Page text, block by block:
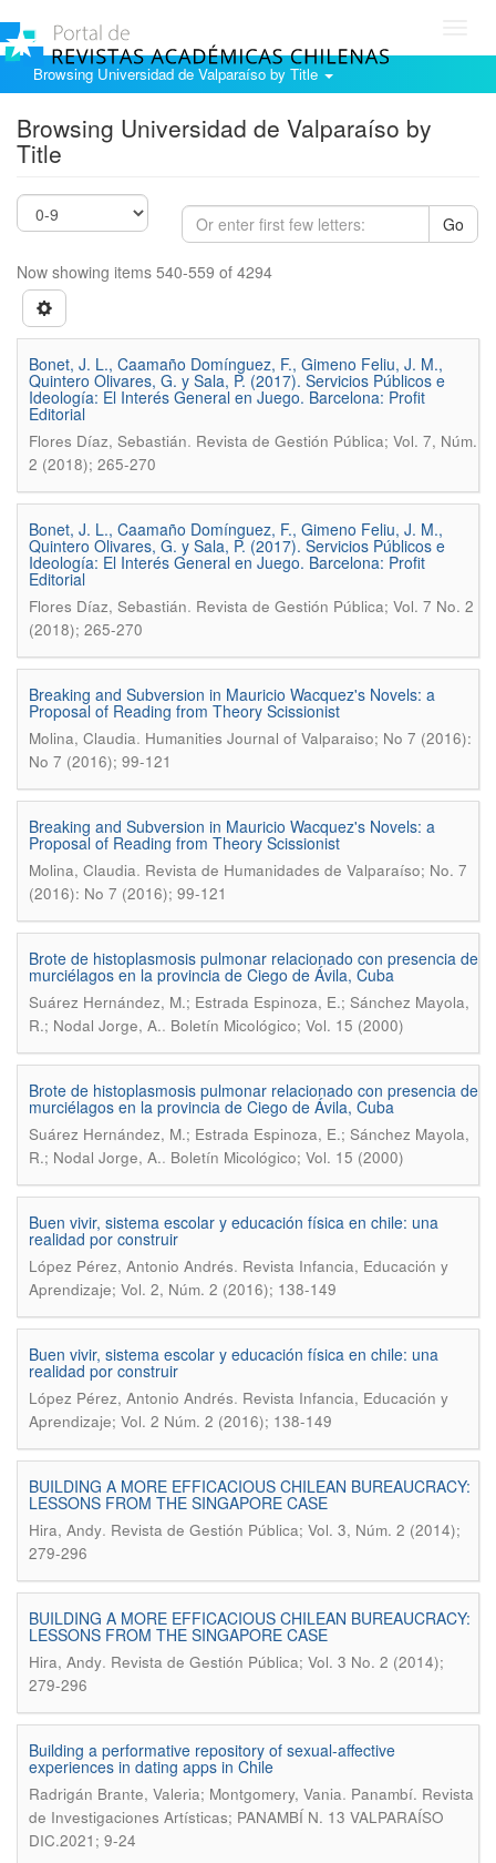
Browsing Universidad de Valparaíso by Title
Browsing Universidad de Valparaíso by
Title
Go
Now showing items 540-559 of 4294
Bonet, J. L., Caamaño Domínguez, F., Gimeno Feliu, J. M.,
Quintero Olivares, G. y Sala, P. (2017). Servicios Públicos e
Ideología: El Interés General en Juego. Barcelona: Profit
Editorial
Flores Díaz, Sebastián. Revista de Gestión Pública; Vol. 7, Núm.
2 (2018); 265-270
Bonet, J. L., Caamaño Domínguez, F., Gimeno Feliu, J. M.,
Quintero Olivares, G. y Sala, P. (2017). Servicios Públicos e
Ideología: El Interés General en Juego. Barcelona: Profit
Editorial
Flores Díaz, Sebastián. Revista de Gestión Pública; Vol. 7 No. 2
(2018); 265-270
Breaking and Subversion in Mauricio Wacquez's Novels: a
Proposal of Reading from Theory Scissionist
Molina, Claudia. Humanities Journal of Valparaiso; No 7 (2016):
No 7 (2016); 99-121
Breaking and Subversion in Mauricio Wacquez's Novels: a
Proposal of Reading from Theory Scissionist
Molina, Claudia. Revista de Humanidades de Valparaíso; No. 7
(2016): No 7 (2016); 99-121
Brote de histoplasmosis pulmonar relacionado con presencia de
murciélagos en la provincia de Ciego de Ávila, Cuba
Suárez Hernández, M.; Estrada Espinoza, E.; Sánchez Mayola,
R.; Nodal Jorge, A.. Boletín Micológico; Vol. 15 (2000)
Brote de histoplasmosis pulmonar relacionado con presencia de
murciélagos en la provincia de Ciego de Ávila, Cuba
Suárez Hernández, M.; Estrada Espinoza, E.; Sánchez Mayola,
R.; Nodal Jorge, A.. Boletín Micológico; Vol. 15 (2000)
Buen vivir, sistema escolar y educación física en chile: una
realidad por construir
López Pérez, Antonio Andrés. Revista Infancia, Educación y
Aprendizaje; Vol. 2, Núm. 2 (2016); 138-149
Buen vivir, sistema escolar y educación física en chile: una
realidad por construir
López Pérez, Antonio Andrés. Revista Infancia, Educación y
Aprendizaje; Vol. 2 Núm. 2 (2016); 138-149
BUILDING A MORE EFFICACIOUS CHILEAN BUREAUCRACY:
LESSONS FROM THE SINGAPORE CASE
Hira, Andy. Revista de Gestión Pública; Vol. 3, Núm. 2 (2014);
279-296
BUILDING A MORE EFFICACIOUS CHILEAN BUREAUCRACY:
LESSONS FROM THE SINGAPORE CASE
Hira, Andy. Revista de Gestión Pública; Vol. 3 No. 2 (2014);
279-296
Building a performative repository of sexual-affective
experiences in dating apps in Chile
Radrigán Brante, Valeria; Montgomery, Vania. Panambí. Revista
de Investigaciones Artísticas; PANAMBÍ N. 13 VALPARAÍSO
DIC.2021; 9-24